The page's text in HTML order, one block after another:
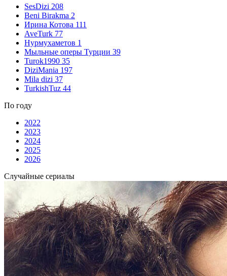
SesDizi 208
Beni Birakma 2
Ирина Котова 111
AveTurk 77
Нурмухаметов 1
Мыльные оперы Турции 39
Turok1990 35
DiziMania 197
Mila dizi 37
TurkishTuz 44
По году
2022
2023
2024
2025
2026
Случайные сериалы